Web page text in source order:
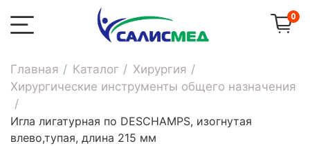
0
Главная Каталог
Хирургия
Хирургические инструменты общего назначения
Игла лигатурная по DESCHAMPS, изогнутая
влево,тупая, длина 215 мм